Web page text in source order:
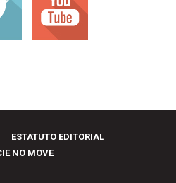
ESTATUTO EDITORIAL
NO MOVE